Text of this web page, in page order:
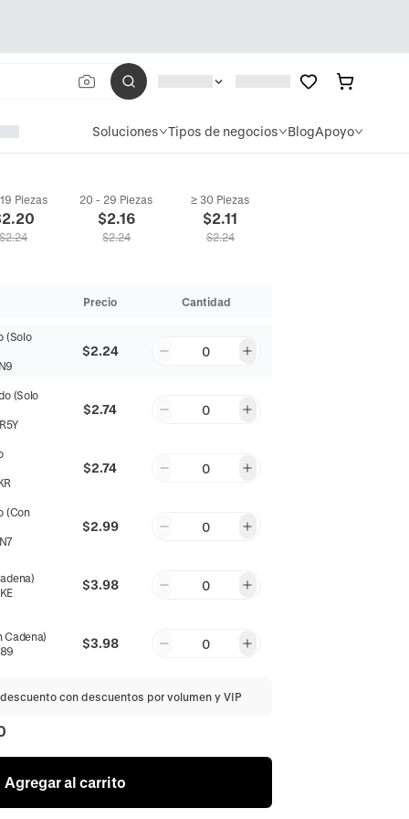
Soluciones Tipos de negocios BlogApoyo
Piezas
2.20
$2.24
20 - 29 Piezas
$2.16
$2.24
≥ 30 Piezas
$2.11
$2.24
Precio Cantidad
(Solo
$2.24 0
(Solo
$2.74 0
$2.74 0
(Con
$2.99 0
$3.98 0
Cadena)
$3.98 0
con descuentos por volumen y VIP
Agregar al carrito